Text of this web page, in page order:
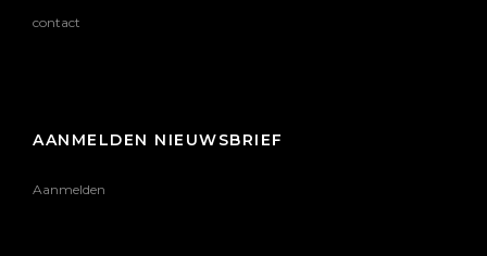
contact
AANMELDEN NIEUWSBRIEF
Aanmelden